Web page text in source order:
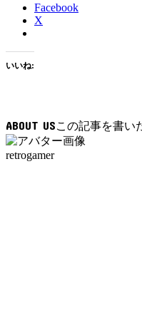
Facebook
X
いいね:
ABOUT US
retrogamer